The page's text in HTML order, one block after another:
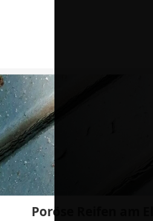
Poröse Reifen am